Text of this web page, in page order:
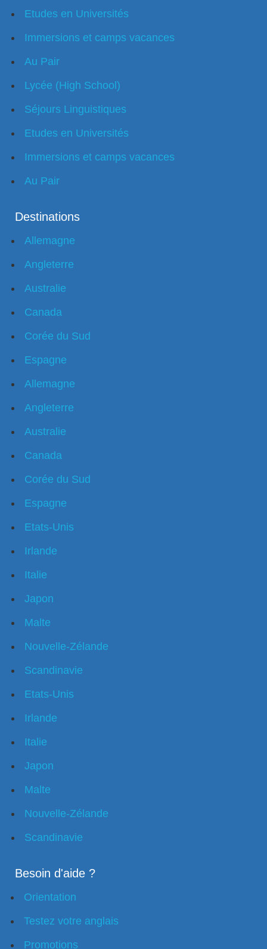
Etudes en Universités
Immersions et camps vacances
Au Pair
Lycée (High School)
Séjours Linguistiques
Etudes en Universités
Immersions et camps vacances
Au Pair
Destinations
Allemagne
Angleterre
Australie
Canada
Corée du Sud
Espagne
Allemagne
Angleterre
Australie
Canada
Corée du Sud
Espagne
Etats-Unis
Irlande
Italie
Japon
Malte
Nouvelle-Zélande
Scandinavie
Etats-Unis
Irlande
Italie
Japon
Malte
Nouvelle-Zélande
Scandinavie
Besoin d'aide ?
Orientation
Testez votre anglais
Promotions